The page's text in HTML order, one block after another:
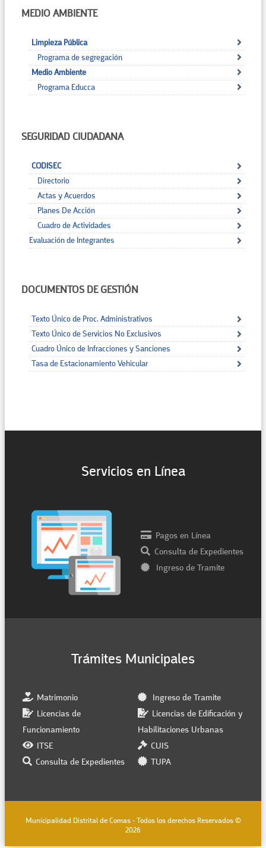
MEDIO AMBIENTE
Limpieza Pública
Programa de segregación
Medio Ambiente
Programa Educca
SEGURIDAD CIUDADANA
CODISEC
Directorio
Actas y Acuerdos
Planes De Acción
Cuadro de Actividades
Evaluación de Integrantes
DOCUMENTOS DE GESTIÓN
Texto Único de Proc. Administrativos
Texto Único de Servicios No Exclusivos
Cuadro Único de Infracciones y Sanciones
Tasa de Estacionamiento Vehicular
Servicios en Línea
Pagos en Línea
Consulta de Expedientes
Ingreso de Tramite
Trámites Municipales
Matrimonio
Licencias de
Funcionamiento
ITSE
Consulta de Expedientes
Ingreso de Tramite
Licencias de Edificación y
Habilitaciones Urbanas
CUIS
TUPA
Municipalidad Distrital de Comas - Todos los derechos Reservados ©
2026